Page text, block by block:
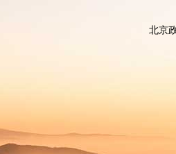
北京